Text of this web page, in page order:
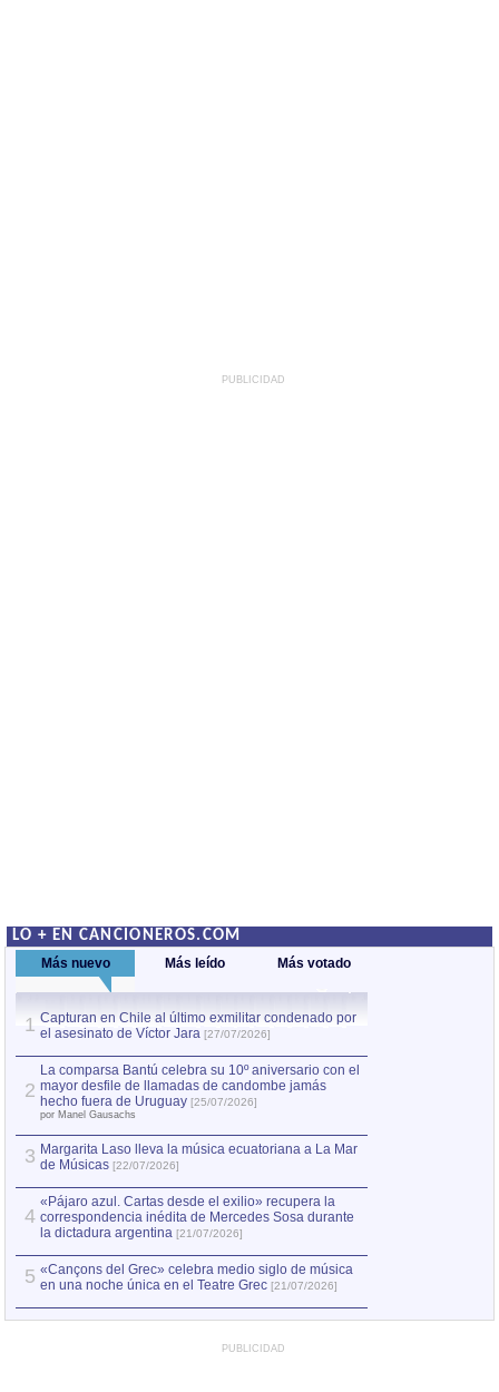
PUBLICIDAD
LO + EN CANCIONEROS.COM
Más nuevo Más leído Más votado
1 Capturan en Chile al último exmilitar condenado por
el asesinato de Víctor Jara [27/07/2026]
2
La comparsa Bantú celebra su 10º aniversario con el
mayor desfile de llamadas de candombe jamás
hecho fuera de Uruguay [25/07/2026]
por Manel Gausachs
3 Margarita Laso lleva la música ecuatoriana a La Mar
de Músicas [22/07/2026]
4
«Pájaro azul. Cartas desde el exilio» recupera la
correspondencia inédita de Mercedes Sosa durante
la dictadura argentina [21/07/2026]
5 «Cançons del Grec» celebra medio siglo de música
en una noche única en el Teatre Grec [21/07/2026]
PUBLICIDAD